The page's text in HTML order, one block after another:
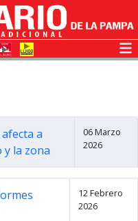
a
y la zona
06 Marzo
2026
12 Febrero
2026